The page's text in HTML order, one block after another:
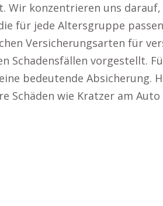
Wir konzentrieren uns
für jede Altersgruppe
Versicherungsarten für
Schadensfällen vorgestellt.
bedeutende Absicherung.
Schäden wie Kratzer am